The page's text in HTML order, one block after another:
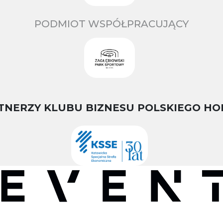
PODMIOT WSPÓŁPRACUJĄCY
KLUBU BIZNESU POLSKIEGO